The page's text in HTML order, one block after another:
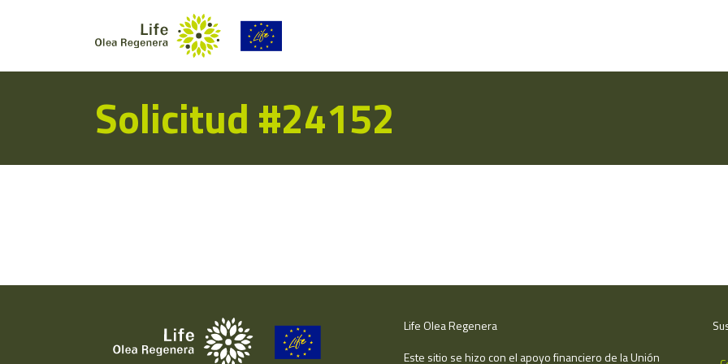
Solicitud #24152
Life Olea Regenera
Este sitio se hizo con el apoyo financiero de la Unión